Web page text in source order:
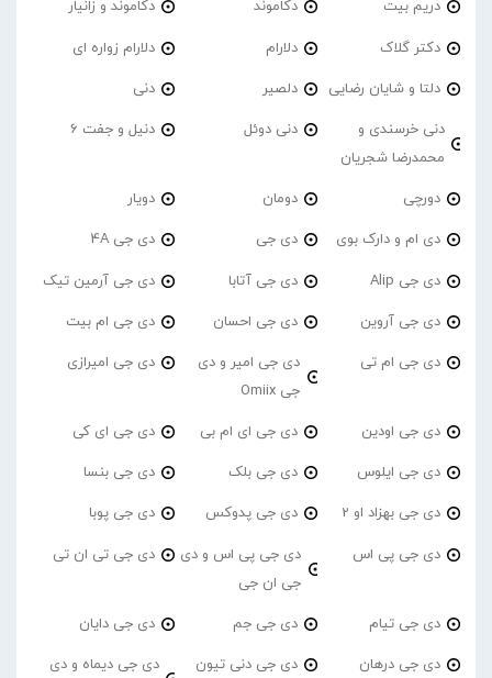
دریم بیت دکاموند دکاموند و زانیار
دکتر گلاک دلارام دلارام زواره ای
دلتا و شایان رضایی دلصیر دنی
دنی خرسندی و
محمدرضا شجریان
دنی دوئل دنیل و جفت 6
دورچی دومان دویار
دی ام و دارک بوی دی جی دی جی 4A
دی جی Alip دی جی آتابا دی جی آرمین تیک
دی جی آروین دی جی احسان دی جی ام بیت
دی جی ام تی
دی جی امیر و دی
جی Omiix
دی جی امیرازی
دی جی اودین دی جی ای ام بی دی جی ای کی
دی جی ایلوس دی جی بلک دی جی بنسا
دی جی بهزاد او 2 دی جی پدوکس دی جی پوبا
دی جی پی اس
دی جی پی اس و دی
جی ان جی
دی جی تی ان تی
دی جی تیام دی جی جم دی جی دایان
دی جی درهان دی جی دنی تیون
دی جی دیماه و دی